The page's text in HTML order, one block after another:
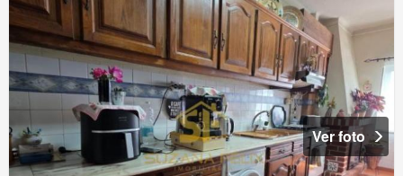
Ver foto